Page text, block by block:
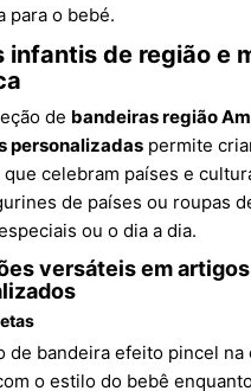
para o bebé.
infantis de região e
de bandeiras região
personalizadas permite
celebram países e
de países ou roupas
ou o dia a dia.
versáteis em artigos
de bandeira efeito pincel na
o estilo do bebê